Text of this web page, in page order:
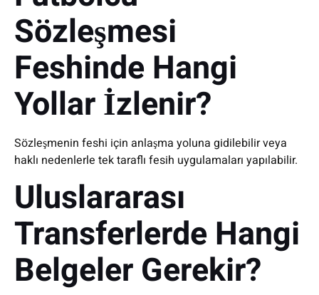
Sözleşmesi
Feshinde Hangi
Yollar İzlenir?
Sözleşmenin feshi için anlaşma yoluna gidilebilir veya
haklı nedenlerle tek taraflı fesih uygulamaları yapılabilir.
Uluslararası
Transferlerde Hangi
Belgeler Gerekir?